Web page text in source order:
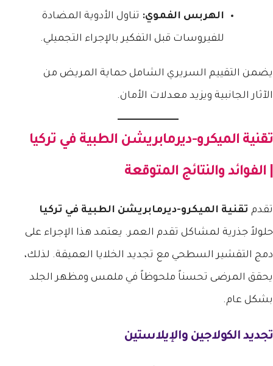
الهربس الفموي: تناول الأدوية المضادة
للفيروسات قبل التفكير بالإجراء التجميلي.
يضمن التقييم السريري الشامل حماية المريض من
الآثار الجانبية ويزيد معدلات الأمان.
تقنية الميكرو-ديرمابريشن الطبية في تركيا
| الفوائد والنتائج المتوقعة
تقدم تقنية الميكرو-ديرمابريشن الطبية في تركيا
حلولاً جذرية لمشاكل تقدم العمر. يعتمد هذا الإجراء على
دمج التقشير السطحي مع تجديد الخلايا العميقة. لذلك،
يحقق المرضى تحسناً ملحوظاً في ملمس ومظهر الجلد
بشكل عام.
تجديد الكولاجين والإيلاستين